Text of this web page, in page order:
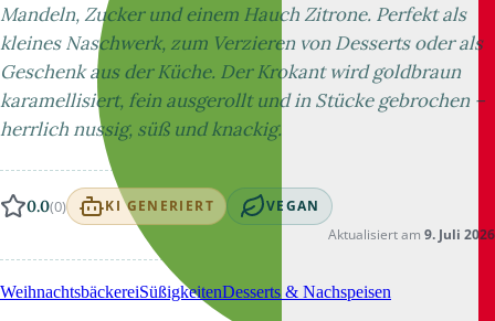
Mandeln, Zucker und einem Hauch Zitrone. Perfekt als
kleines Naschwerk, zum Verzieren von Desserts oder als
Geschenk aus der Küche. Der Krokant wird goldbraun
karamellisiert, fein ausgerollt und in Stücke gebrochen –
herrlich nussig, süß und knackig.
0.0(0) KI GENERIERT VEGAN
Aktualisiert am 9. Juli 2026
WeihnachtsbäckereiSüßigkeitenDesserts & Nachspeisen